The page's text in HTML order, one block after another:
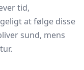
tid,
at følge disse
sund, mens